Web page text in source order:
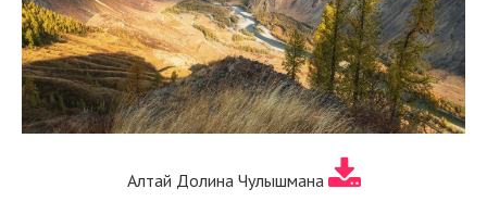
Алтай Долина Чулышмана